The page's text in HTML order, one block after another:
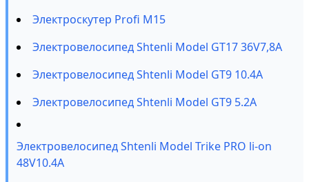
Электроскутер Profi M15
Электровелосипед Shtenli Model GT17 36V7,8А
Электровелосипед Shtenli Model GT9 10.4А
Электровелосипед Shtenli Model GT9 5.2А
Электровелосипед Shtenli Model Trike PRO li-on
48V10.4A